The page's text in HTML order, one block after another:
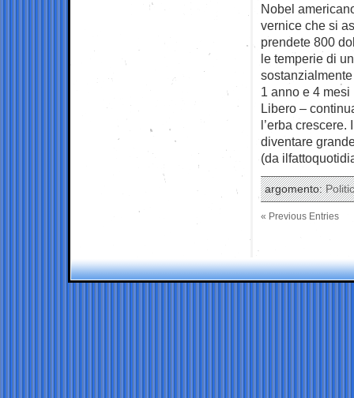
Nobel
vernice che si
prendete 800
le temperie di
1 anno e 4
Libero –
l’erba
diventare
(da
argomento:
« Previous Entries